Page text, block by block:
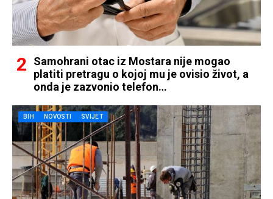
Samohrani otac iz Mostara nije mogao
platiti pretragu o kojoj mu je ovisio život, a
onda je zazvonio telefon…
BIH NOVOSTI SVIJET